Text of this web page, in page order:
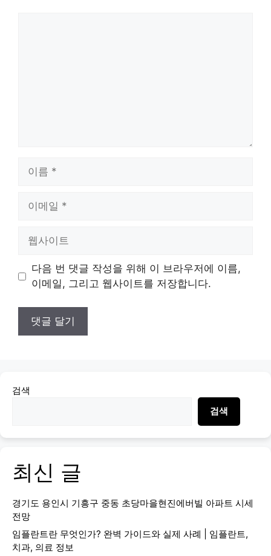
트
다음 번 댓글 작성을 위해 이 브라우저에 이름,
이메일, 그리고 웹사이트를 저장합니다.
검색
검색
최신 글
경기도 용인시 기흥구 중동 초당마을현진에버빌 아파트 시세
전망
임플란트란 무엇인가? 완벽 가이드와 실제 사례 | 임플란트,
치과, 의료 정보